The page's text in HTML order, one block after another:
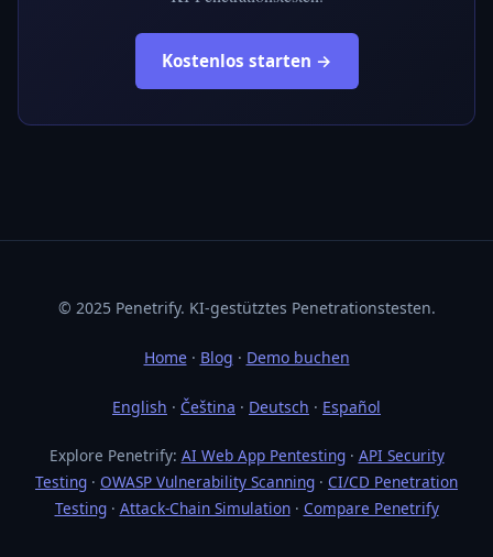
Kostenlos starten →
© 2025 Penetrify. KI-gestütztes Penetrationstesten.
Home· Blog · Demo buchen
English · Čeština · Deutsch · Español
Explore Penetrify: AI Web App Pentesting· API Security
Testing · OWASP Vulnerability Scanning · CI/CD Penetration
Testing· Attack-Chain Simulation· Compare Penetrify